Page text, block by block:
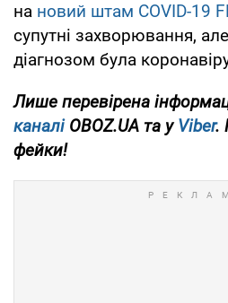
на новий штам COVID-19
супутні захворювання,
діагнозом була
Лише перевірена
каналіOBOZ.UA та уViber.
фейки!